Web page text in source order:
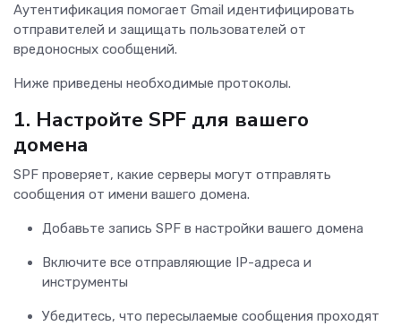
Аутентификация помогает Gmail идентифицировать
отправителей и защищать пользователей от
вредоносных сообщений.
Ниже приведены необходимые протоколы.
1. Настройте SPF для вашего
домена
SPF проверяет, какие серверы могут отправлять
сообщения от имени вашего домена.
Добавьте запись SPF в настройки вашего домена
Включите все отправляющие IP-адреса и
инструменты
Убедитесь, что пересылаемые сообщения проходят